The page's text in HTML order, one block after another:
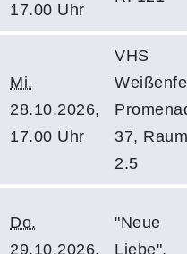
17.00 Uhr
Mi.
28.10.2026,
17.00 Uhr
VHS
37, Raum
2.5
Do.
29.10.2026,
"Neue
Liebe",